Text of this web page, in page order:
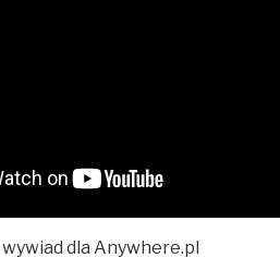
dla Anywhere.pl